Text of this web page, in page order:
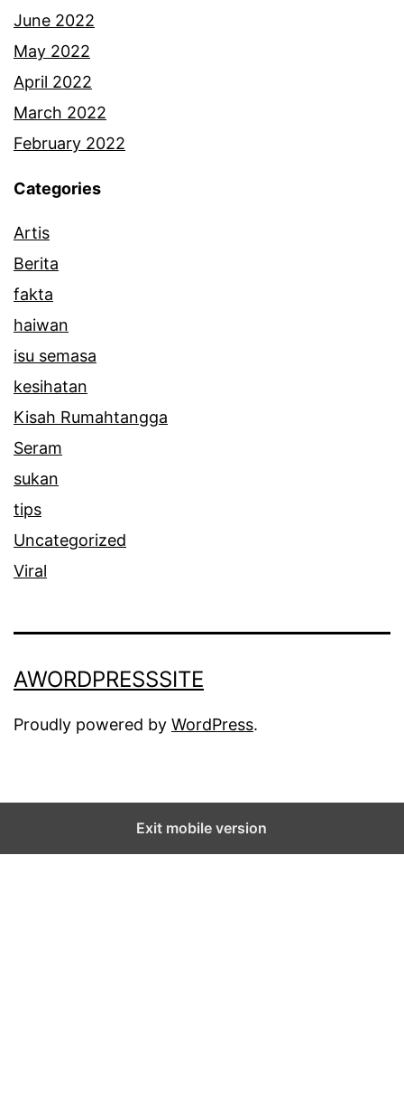
June 2022
May 2022
April 2022
March 2022
February 2022
Categories
Artis
Berita
fakta
haiwan
isu semasa
kesihatan
Kisah Rumahtangga
Seram
sukan
tips
Uncategorized
Viral
AWORDPRESSSITE
Proudly powered by WordPress.
Exit mobile version